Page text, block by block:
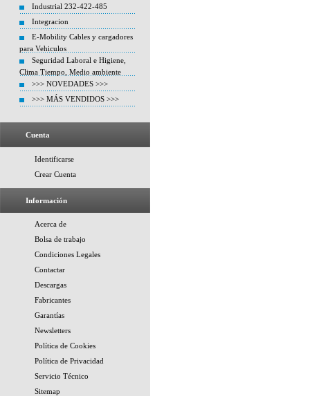
Industrial 232-422-485
Integracion
E-Mobility Cables y cargadores
para Vehiculos
Seguridad Laboral e Higiene,
Clima Tiempo, Medio ambiente
>>> NOVEDADES >>>
>>> MÁS VENDIDOS >>>
Cuenta
Identificarse
Crear Cuenta
Información
Acerca de
Bolsa de trabajo
Condiciones Legales
Contactar
Descargas
Fabricantes
Garantías
Newsletters
Política de Cookies
Política de Privacidad
Servicio Técnico
Sitemap